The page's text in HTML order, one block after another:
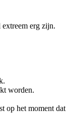
erg zijn.
worden.
op het moment dat